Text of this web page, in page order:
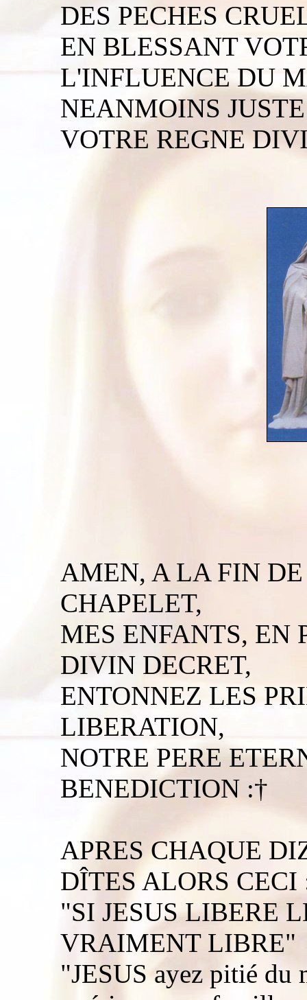
DES PECHES
EN BLESSANT
L'INFLUENCE DU
NEANMOINS
VOTRE REGNE
AMEN, A LA FIN
CHAPELET,
MES ENFANTS, EN
DIVIN DECRET,
ENTONNEZ LES
LIBERATION,
NOTRE PERE
BENEDICTION :†
APRES CHAQUE
DÎTES ALORS CECI
"SI JESUS LIBERE
VRAIMENT LIBRE"
"JESUS ayez pitié du